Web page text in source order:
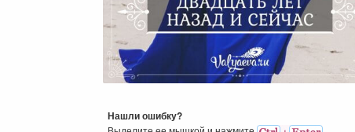
Двадцать Лет Назад И
Нашли ошибку?